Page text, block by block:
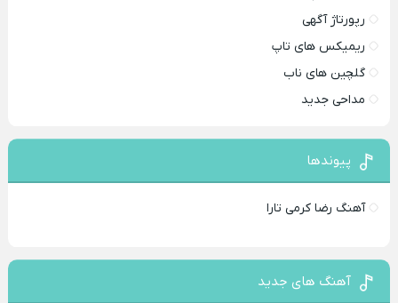
رپورتاژ آگهی
ریمیکس های تاپ
گلچین های ناب
مداحی جدید
پیوندها
آهنگ رضا کرمی تارا
آهنگ های جدید